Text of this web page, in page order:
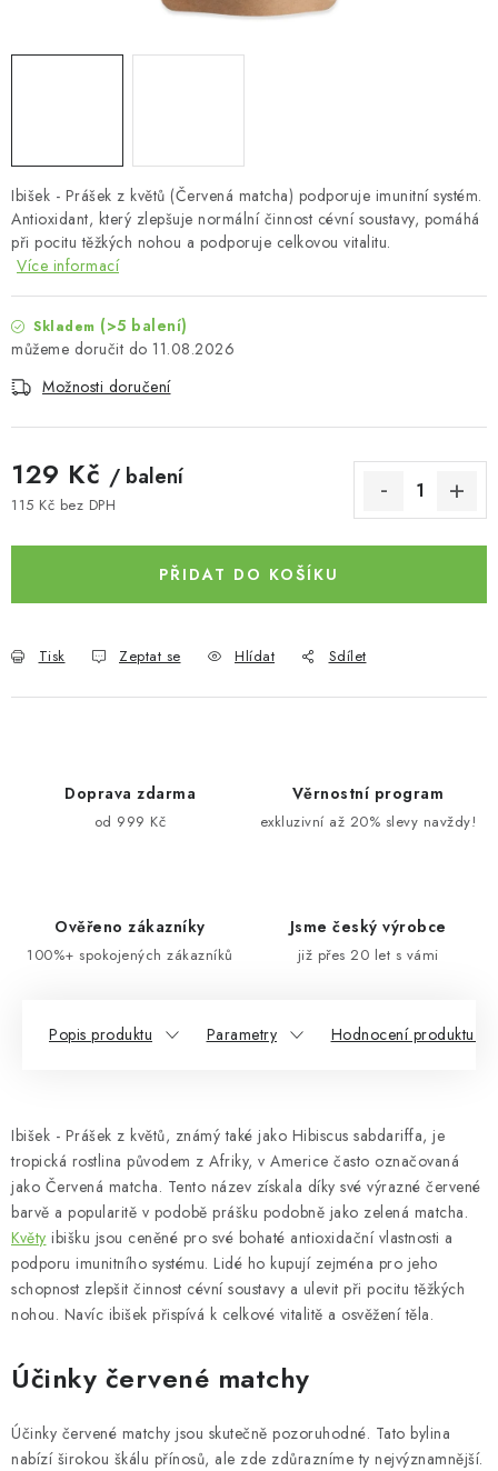
Recenze
Věrnostní program
Proč Botanic?
Kontakty
Ibišek - Prášek z květů (Červená matcha) podporuje imunitní systém.
Antioxidant, který zlepšuje normální činnost cévní soustavy, pomáhá
při pocitu těžkých nohou a podporuje celkovou vitalitu.
Více informací
Skladem (>5 balení)
11.08.2026
Možnosti doručení
129 Kč / balení
115 Kč bez DPH
PŘIDAT DO KOŠÍKU
Tisk Zeptat se Hlídat Sdílet
Doprava zdarma
od 999 Kč
Věrnostní program
exkluzivní až 20% slevy navždy!
Ověřeno zákazníky
100%+ spokojených zákazníků
Jsme český výrobce
již přes 20 let s vámi
Popis produktu Parametry Hodnocení produktu
Ibišek - Prášek z květů, známý také jako Hibiscus sabdariffa, je
tropická rostlina původem z Afriky, v Americe často označovaná
jako Červená matcha. Tento název získala díky své výrazné červené
barvě a popularitě v podobě prášku podobně jako zelená matcha.
Květy ibišku jsou ceněné pro své bohaté antioxidační vlastnosti a
podporu imunitního systému. Lidé ho kupují zejména pro jeho
schopnost zlepšit činnost cévní soustavy a ulevit při pocitu těžkých
nohou. Navíc ibišek přispívá k celkové vitalitě a osvěžení těla.
Účinky červené matchy
Účinky červené matchy jsou skutečně pozoruhodné. Tato bylina
nabízí širokou škálu přínosů, ale zde zdůrazníme ty nejvýznamnější.